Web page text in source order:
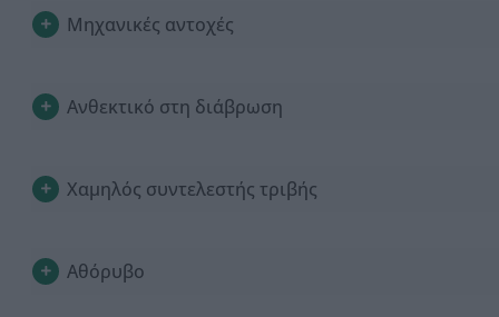
Μηχανικές αντοχές
Ανθεκτικό στη διάβρωση
Χαμηλός συντελεστής τριβής
Αθόρυβο